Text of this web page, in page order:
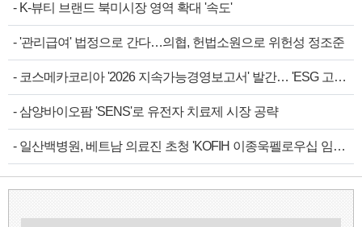
- K-뷰티 브랜드 북미시장 영역 확대 '속도'
-'관리급여' 법정으로 간다…의협, 헌법소원으로 위헌성 정조준
- 코스메카코리아 '2026 지속가능경영보고서' 발간… 'ESG 고…
- 삼양바이오팜 'SENS'로 유전자 치료제 시장 공략
- 일산백병원, 베트남 의료진 초청 'KOFIH 이종욱펠로우십 임…